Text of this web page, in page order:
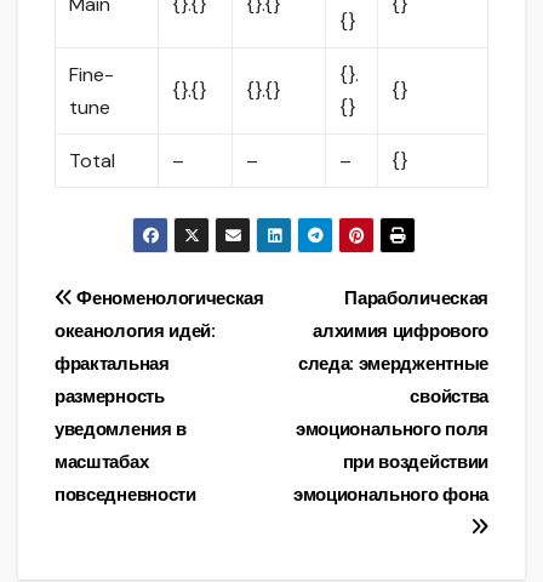
{}
Fine-
tune
{}.{} {}.{}
{}.
{}
{}
Total – – – {}
Навигация
по
записям
Параболическая
алхимия цифрового
следа: эмерджентные
свойства
эмоционального поля
при воздействии
эмоционального фона
Феноменологическая
океанология идей:
фрактальная
размерность
уведомления в
масштабах
повседневности